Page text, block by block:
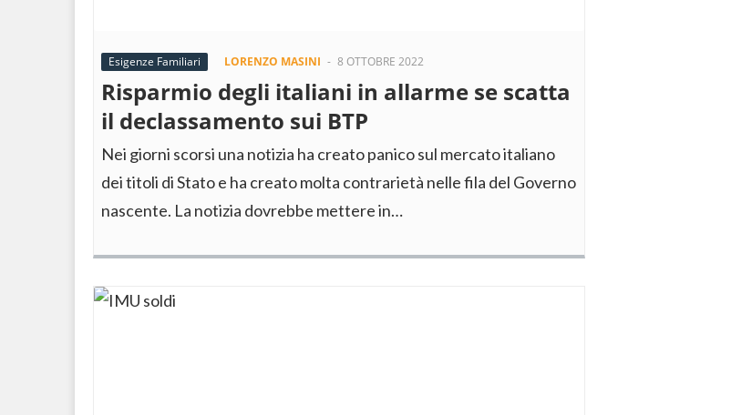
Esigenze Familiari LORENZO MASINI - 8 OTTOBRE 2022
Risparmio degli italiani in allarme se scatta
il declassamento sui BTP
Nei giorni scorsi una notizia ha creato panico sul mercato italiano
dei titoli di Stato e ha creato molta contrarietà nelle fila del Governo
nascente. La notizia dovrebbe mettere in…